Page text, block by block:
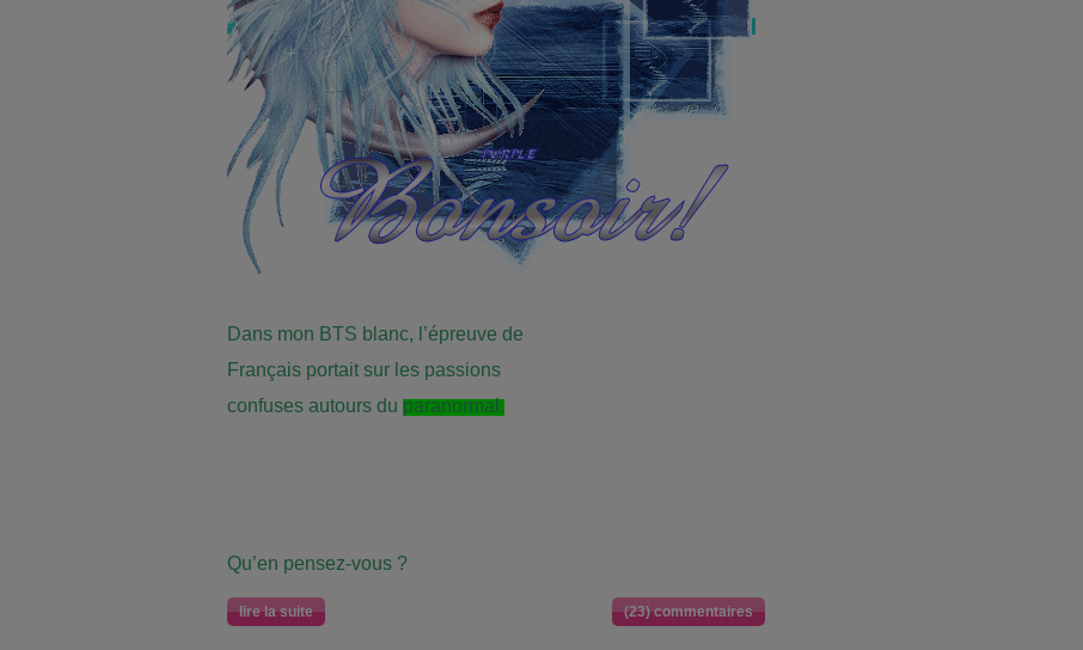
Dans mon BTS blanc, l’épreuve de
Français portait sur les passions
confuses autours du paranormal.
Qu’en pensez-vous ?
lire la suite (23) commentaires